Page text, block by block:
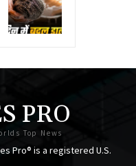
PRO
Top News
Pro® is a registered U.S.